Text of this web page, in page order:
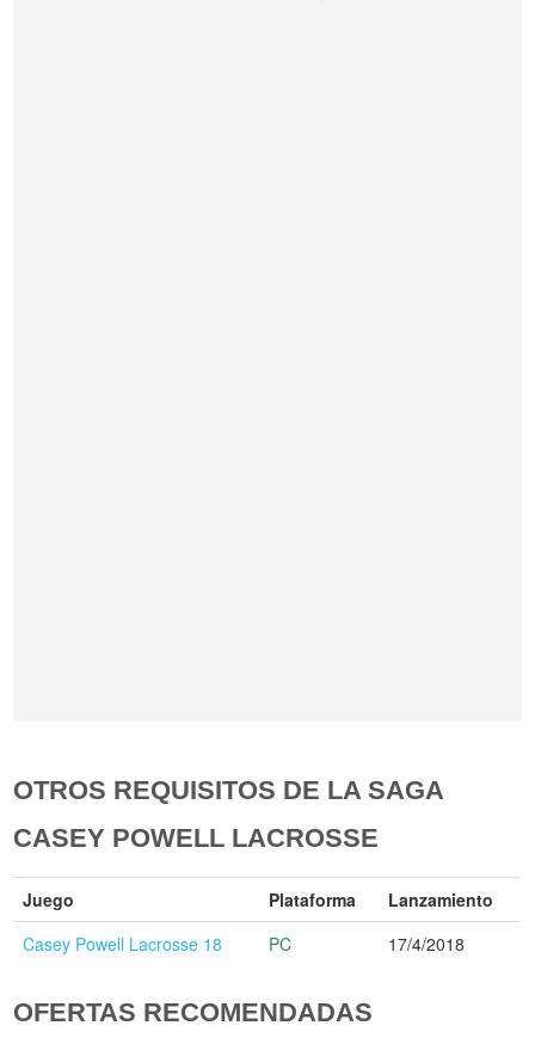
OTROS REQUISITOS DE LA SAGA
CASEY POWELL LACROSSE
Juego Plataforma
Lanzamiento
Casey Powell Lacrosse 18
PC 17/4/2018
OFERTAS RECOMENDADAS